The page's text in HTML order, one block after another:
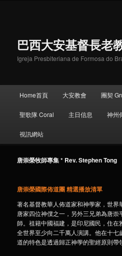
principal巴西大安基督長老
Igreja Presbiteriana de Formosa do
principal
Home首頁 大安教會 團契
聖歌隊 Coral 主日信息 神州
視訊網站
唐崇榮牧師專集 * Rev. Stephen Tong
唐崇榮國際佈道團 精選播放清單
著名基督教華人佈道家和神學家，世界
唐家四位神僕之一，另外三兄弟為唐
師。祖籍中國福建，是印尼國民，住
全世界至少向二千萬人演講。他在十
道的特色是透過歸正神學的聖經原則帶